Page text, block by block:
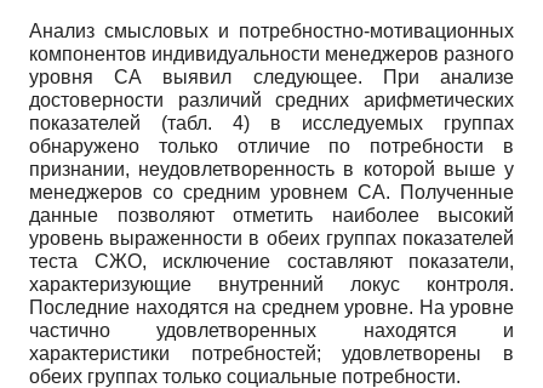
Анализ смысловых и потребностно-мотивационных
компонентов индивидуальности менеджеров разного
уровня СА выявил следующее. При анализе
достоверности различий средних арифметических
показателей (табл. 4) в исследуемых группах
обнаружено только отличие по потребности в
признании, неудовлетворенность в которой выше у
менеджеров со средним уровнем СА. Полученные
данные позволяют отметить наиболее высокий
уровень выраженности в обеих группах показателей
теста СЖО, исключение составляют показатели,
характеризующие внутренний локус контроля.
Последние находятся на среднем уровне. На уровне
частично удовлетворенных находятся и
характеристики потребностей; удовлетворены в
обеих группах только социальные потребности.